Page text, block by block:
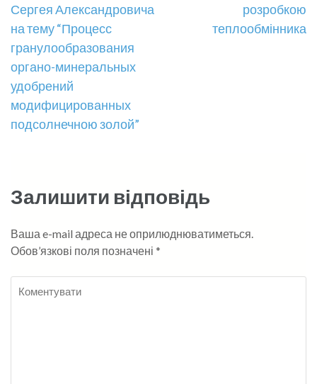
Сергея Александровича
на тему “Процесс
гранулообразования
органо-минеральных
удобрений
модифицированных
подсолнечною золой”
розробкою
теплообмінника
Залишити відповідь
Ваша e-mail адреса не оприлюднюватиметься.
Обов’язкові поля позначені *